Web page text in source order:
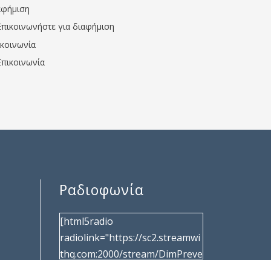
για διαφήμιση
Ραδιοφωνία
[html5radio
radiolink="https://sc2.streamwi
thq.com:2000/stream/DimPreve